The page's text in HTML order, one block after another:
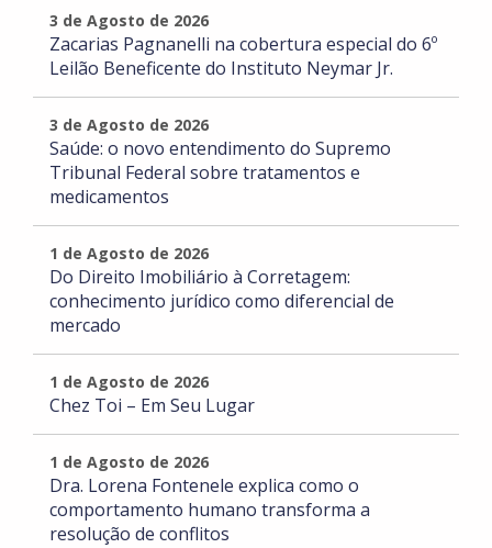
3 de Agosto de 2026
Zacarias Pagnanelli na cobertura especial do 6º
Leilão Beneficente do Instituto Neymar Jr.
3 de Agosto de 2026
Saúde: o novo entendimento do Supremo
Tribunal Federal sobre tratamentos e
medicamentos
1 de Agosto de 2026
Do Direito Imobiliário à Corretagem:
conhecimento jurídico como diferencial de
mercado
1 de Agosto de 2026
Chez Toi – Em Seu Lugar
1 de Agosto de 2026
Dra. Lorena Fontenele explica como o
comportamento humano transforma a
resolução de conflitos